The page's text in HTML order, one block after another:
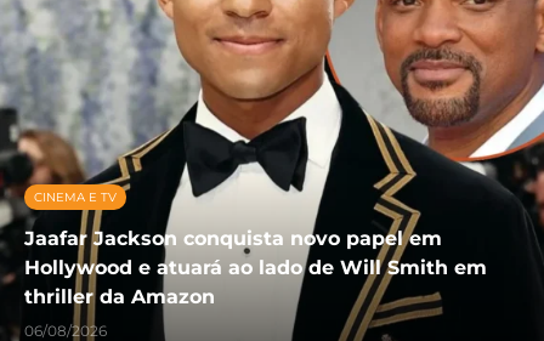
CINEMA E TV
Jaafar Jackson conquista novo papel em
Hollywood e atuará ao lado de Will Smith em
thriller da Amazon
06/08/2026